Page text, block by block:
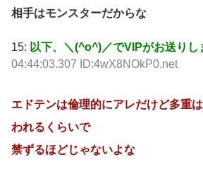
相手はモンスターだからな
15: 以下、＼(^o^)／でVIPがお送りし
04:44:03.307 ID:4wX8NOkP0.net
エドテンは倫理的にアレだけど多重
われるくらいで
禁ずるほどじゃないよな